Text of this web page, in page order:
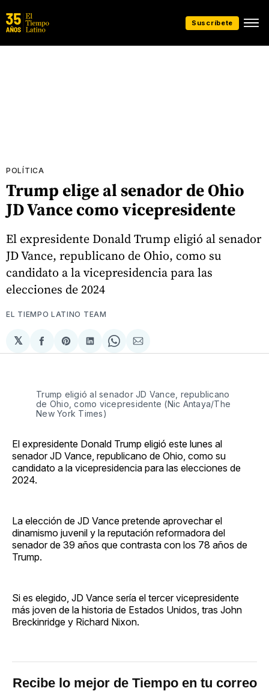
Suscríbete
POLÍTICA
Trump elige al senador de Ohio
JD Vance como vicepresidente
El expresidente Donald Trump eligió al senador
JD Vance, republicano de Ohio, como su
candidato a la vicepresidencia para las
elecciones de 2024
EL TIEMPO LATINO TEAM
𝕏
Compartir
en
Share
on
Compartir
en
Share
on
Compartir
via
Trump eligió al senador JD Vance, republicano
de Ohio, como vicepresidente (Nic Antaya/The
New York Times)
El expresidente Donald Trump eligió este lunes al
senador JD Vance, republicano de Ohio, como su
candidato a la vicepresidencia para las elecciones de
2024.
La elección de JD Vance pretende aprovechar el
dinamismo juvenil y la reputación reformadora del
senador de 39 años que contrasta con los 78 años de
Trump.
Si es elegido, JD Vance sería el tercer vicepresidente
más joven de la historia de Estados Unidos, tras John
Breckinridge y Richard Nixon.
Recibe lo mejor de Tiempo en tu correo